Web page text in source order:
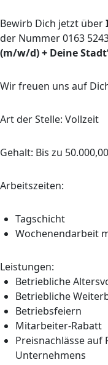
Bewirb Dich jetzt über
der Nummer 0163
(m/w/d) + Deine
Wir freuen uns auf
Art der Stelle: Vollzeit
Gehalt: Bis zu
Arbeitszeiten:
Tagschicht
Wochenendarbeit
Leistungen:
Betriebliche
Betriebliche
Betriebsfeiern
Mitarbeiter-Rabatt
Preisnachlässe
Unternehmens